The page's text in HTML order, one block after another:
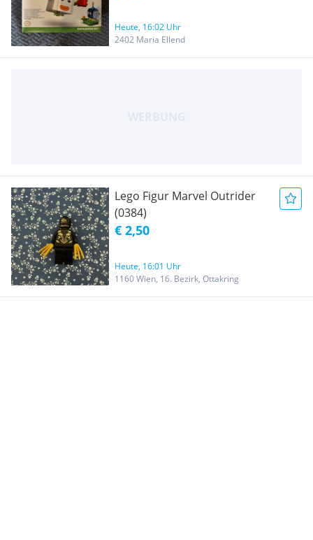
Heute, 16:02 Uhr
2402 Maria Ellend
Lego Figur Marvel Outrider
(0384)
€ 2,50
Heute, 16:01 Uhr
1160 Wien, 16. Bezirk, Ottakring